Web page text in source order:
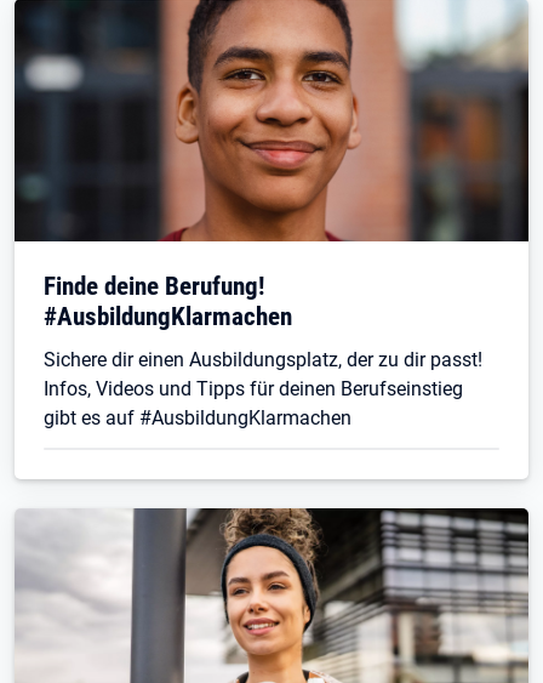
Finde deine Berufung!
#AusbildungKlarmachen
Sichere dir einen Ausbildungsplatz, der zu dir passt!
Infos, Videos und Tipps für deinen Berufseinstieg
gibt es auf #AusbildungKlarmachen